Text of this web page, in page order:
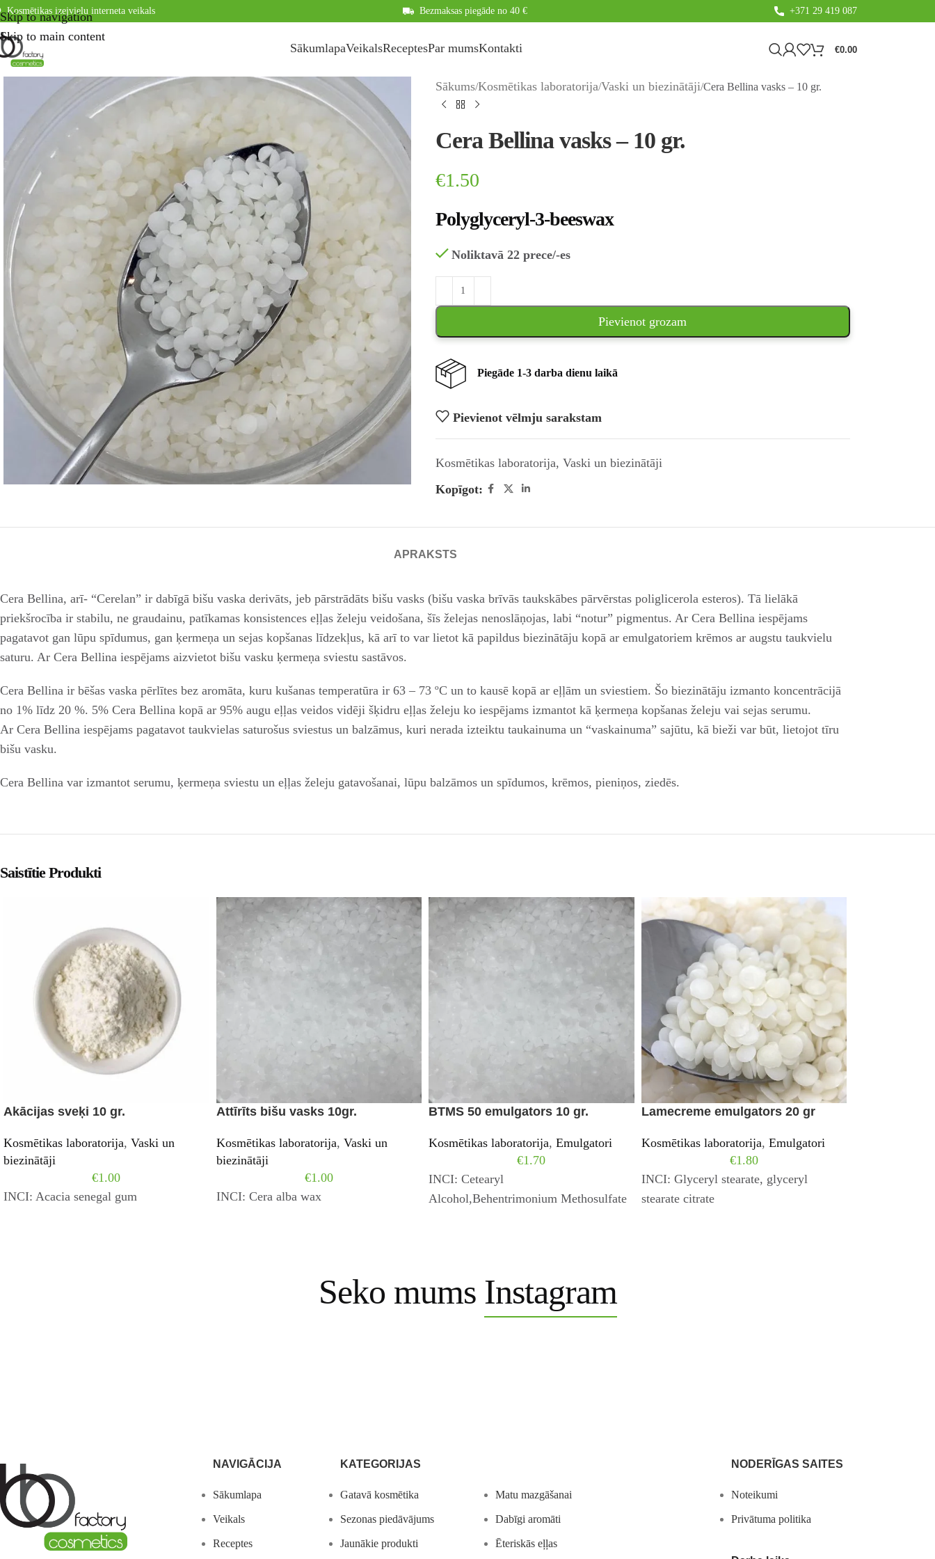
Skip to navigation
Skip to main content
Kosmētikas izejvielu interneta veikals Bezmaksas piegāde no 40 € +371 29 419 087
SākumlapaVeikalsReceptesPar mumsKontakti €0.00
Sākums Kosmētikas laboratorija Vaski un biezinātāji Cera Bellina vasks – 10 gr.
Cera Bellina vasks – 10 gr.
€1.50
Polyglyceryl-3-beeswax
Noliktavā 22 prece/-es
Pievienot grozam
Piegāde 1-3 darba dienu laikā
Pievienot vēlmju sarakstam
Kosmētikas laboratorija, Vaski un biezinātāji
Kopīgot:
APRAKSTS
Cera Bellina, arī- “Cerelan” ir dabīgā bišu vaska derivāts, jeb pārstrādāts bišu vasks (bišu vaska brīvās taukskābes pārvērstas poliglicerola esteros). Tā lielākā
priekšrocība ir stabilu, ne graudainu, patīkamas konsistences eļļas želeju veidošana, šīs želejas nenoslāņojas, labi “notur” pigmentus. Ar Cera Bellina iespējams
pagatavot gan lūpu spīdumus, gan ķermeņa un sejas kopšanas līdzekļus, kā arī to var lietot kā papildus biezinātāju kopā ar emulgatoriem krēmos ar augstu taukvielu
saturu. Ar Cera Bellina iespējams aizvietot bišu vasku ķermeņa sviestu sastāvos.
Cera Bellina ir bēšas vaska pērlītes bez aromāta, kuru kušanas temperatūra ir 63 – 73 ºC un to kausē kopā ar eļļām un sviestiem. Šo biezinātāju izmanto koncentrācijā
no 1% līdz 20 %. 5% Cera Bellina kopā ar 95% augu eļļas veidos vidēji šķidru eļļas želeju ko iespējams izmantot kā ķermeņa kopšanas želeju vai sejas serumu.
Ar Cera Bellina iespējams pagatavot taukvielas saturošus sviestus un balzāmus, kuri nerada izteiktu taukainuma un “vaskainuma” sajūtu, kā bieži var būt, lietojot tīru
bišu vasku.
Cera Bellina var izmantot serumu, ķermeņa sviestu un eļļas želeju gatavošanai, lūpu balzāmos un spīdumos, krēmos, pieniņos, ziedēs.
Saistītie Produkti
Akācijas sveķi 10 gr.
Kosmētikas laboratorija, Vaski un
biezinātāji
€1.00
INCI: Acacia senegal gum
Attīrīts bišu vasks 10gr.
Kosmētikas laboratorija, Vaski un
biezinātāji
€1.00
INCI: Cera alba wax
BTMS 50 emulgators 10 gr.
Kosmētikas laboratorija, Emulgatori
€1.70
INCI: Cetearyl
Alcohol,Behentrimonium Methosulfate
Lamecreme emulgators 20 gr
Kosmētikas laboratorija, Emulgatori
€1.80
INCI: Glyceryl stearate, glyceryl
stearate citrate
Seko mums Instagram
NAVIGĀCIJA
Sākumlapa
Veikals
Receptes
KATEGORIJAS
Gatavā kosmētika
Sezonas piedāvājums
Jaunākie produkti
Matu mazgāšanai
Dabīgi aromāti
Ēteriskās eļļas
NODERĪGAS SAITES
Noteikumi
Privātuma politika